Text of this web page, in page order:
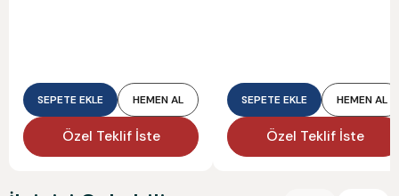
SEPETE EKLE HEMEN AL
Özel Teklif İste
SEPETE EKLE HEMEN AL
Özel Teklif İste